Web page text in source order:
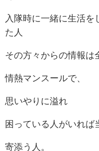
入隊時に一緒に生活を
た人
その方々からの情報は
情熱マンスールで、
思いやりに溢れ
困っている人がいれば
寄添う人。